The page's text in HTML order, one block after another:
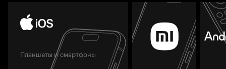
Планшеты и смартфоны